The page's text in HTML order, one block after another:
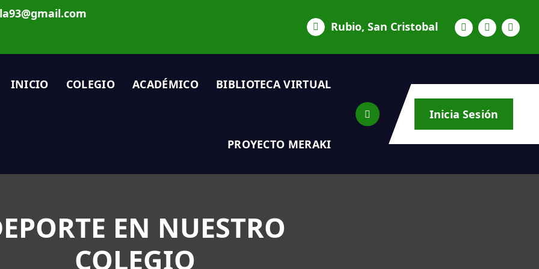
Rubio, San Cristobal
INICIO COLEGIO ACADÉMICO BIBLIOTECA VIRTUAL
PROYECTO MERAKI
Inicia Sesión
EN NUESTRO
COLEGIO